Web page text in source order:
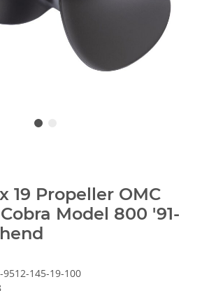
19 Propeller OMC
Model 800 '91-
9512-145-19-100